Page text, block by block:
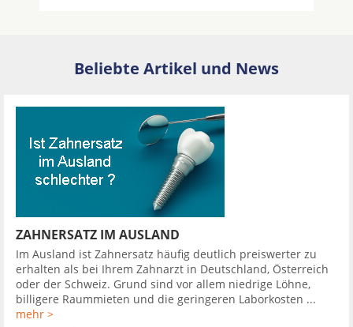
Beliebte Artikel und News
ZAHNERSATZ IM AUSLAND
Im Ausland ist Zahnersatz häufig deutlich preiswerter zu
erhalten als bei Ihrem Zahnarzt in Deutschland, Österreich
oder der Schweiz. Grund sind vor allem niedrige Löhne,
billigere Raummieten und die geringeren Laborkosten ...
mehr >